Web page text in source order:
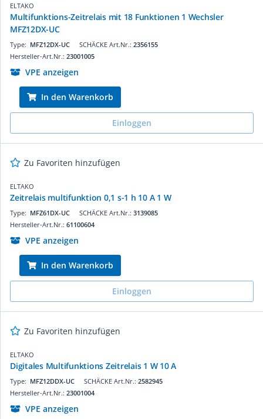
ELTAKO
Multifunktions-Zeitrelais mit 18 Funktionen 1 Wechsler
MFZ12DX-UC
SCHÄCKE Art.Nr.: 2356155
Type: MFZ12DX-UC
Hersteller-Art.Nr.: 23001005
VPE anzeigen
In den Warenkorb
Einloggen
Zu Favoriten hinzufügen
ELTAKO
Zeitrelais multifunktion 0,1 s-1 h 10 A 1 W
SCHÄCKE Art.Nr.: 3139085
Type: MFZ61DX-UC
Hersteller-Art.Nr.: 61100604
VPE anzeigen
In den Warenkorb
Einloggen
Zu Favoriten hinzufügen
ELTAKO
Digitales Multifunktions Zeitrelais 1 W 10 A
SCHÄCKE Art.Nr.: 2582945
Type: MFZ12DDX-UC
Hersteller-Art.Nr.: 23001004
VPE anzeigen